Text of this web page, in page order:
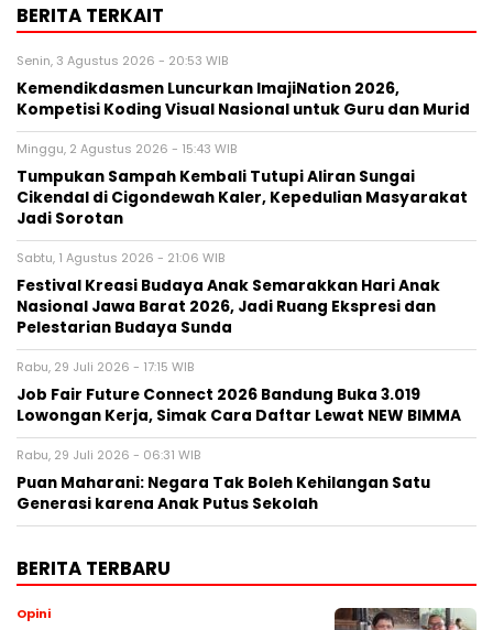
BERITA TERKAIT
Senin, 3 Agustus 2026 - 20:53 WIB
Kemendikdasmen Luncurkan ImajiNation 2026,
Kompetisi Koding Visual Nasional untuk Guru dan Murid
Minggu, 2 Agustus 2026 - 15:43 WIB
Tumpukan Sampah Kembali Tutupi Aliran Sungai
Cikendal di Cigondewah Kaler, Kepedulian Masyarakat
Jadi Sorotan
Sabtu, 1 Agustus 2026 - 21:06 WIB
Festival Kreasi Budaya Anak Semarakkan Hari Anak
Nasional Jawa Barat 2026, Jadi Ruang Ekspresi dan
Pelestarian Budaya Sunda
Rabu, 29 Juli 2026 - 17:15 WIB
Job Fair Future Connect 2026 Bandung Buka 3.019
Lowongan Kerja, Simak Cara Daftar Lewat NEW BIMMA
Rabu, 29 Juli 2026 - 06:31 WIB
Puan Maharani: Negara Tak Boleh Kehilangan Satu
Generasi karena Anak Putus Sekolah
BERITA TERBARU
Opini